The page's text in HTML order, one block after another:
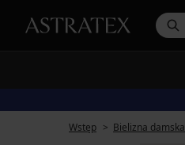
Wstęp Bielizna damska